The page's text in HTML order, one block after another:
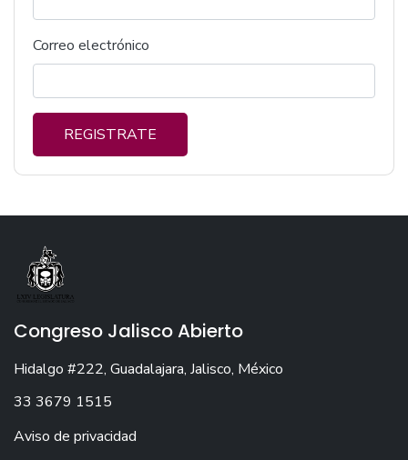
Correo electrónico
REGISTRATE
Congreso Jalisco Abierto
Hidalgo #222, Guadalajara, Jalisco, México
33 3679 1515
Aviso de privacidad